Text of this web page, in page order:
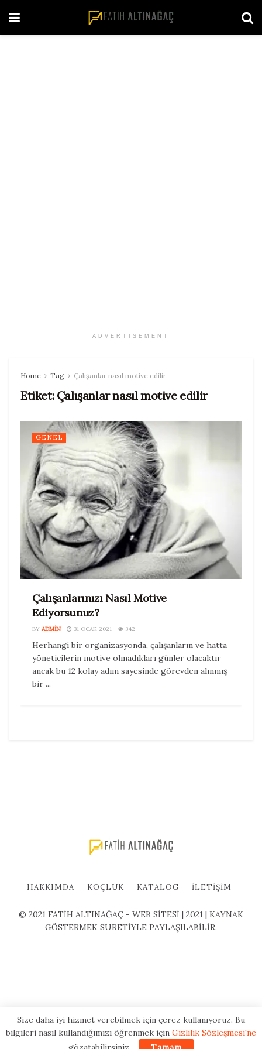
ADVERTISEMENT
Home Tag Çalışanlar nasıl motive edilir
Etiket: Çalışanlar nasıl motive edilir
GENEL
Çalışanlarınızı Nasıl Motive
Ediyorsunuz?
BY ADMIN 31 OCAK 2021 342
Herhangi bir organizasyonda, çalışanların ve hatta
yöneticilerin motive olmadıkları günler olacaktır
ancak bu 12 kolay adım sayesinde görevden alınmış
bir ...
HAKKIMDA KOÇLUK KATALOG İLETIŞIM
© 2021 FATİH ALTINAĞAÇ - WEB SİTESİ | 2021 | KAYNAK
GÖSTERMEK SURETİYLE PAYLAŞILABİLİR.
Size daha iyi hizmet verebilmek için çerez kullanıyoruz. Bu
bilgileri nasıl kullandığımızı öğrenmek için Gizlilik Sözleşmesi'ne